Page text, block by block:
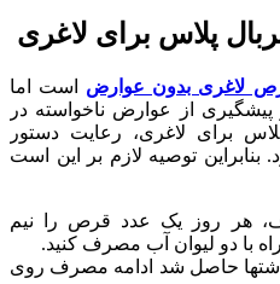
پلاس برای لاغری
لاغری بدون عوارض است اما
پیشگیری از عوارض ناخواسته در
برای لاغری، رعایت دستور
توصیه لازم بر این است
هر روز یک عدد قرص را نیم
با دو لیوان آب مصرف کنید.
حاصل شد ادامه مصرف روی